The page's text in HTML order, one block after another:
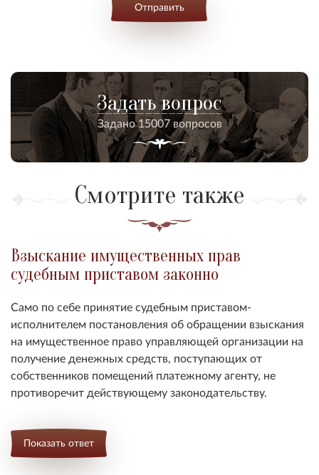
Отправить
Задать вопрос
Задано 15007 вопросов
Смотрите также
Взыскание имущественных прав
судебным приставом законно
Само по себе принятие судебным приставом-
исполнителем постановления об обращении взыскания
на имущественное право управляющей организации на
получение денежных средств, поступающих от
собственников помещений платежному агенту, не
противоречит действующему законодательству.
Показать ответ